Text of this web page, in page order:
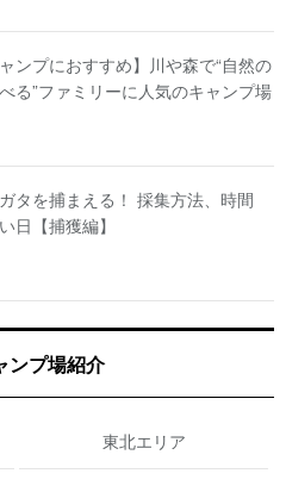
ンプにおすすめ】川や森で“自然の
る”ファミリーに人気のキャンプ場
タを捕まえる！ 採集方法、時間
日【捕獲編】
ンプ場紹介
東北エリア